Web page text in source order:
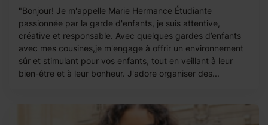
"Bonjour! Je m'appelle Marie Hermance Étudiante
passionnée par la garde d'enfants, je suis attentive,
créative et responsable. Avec quelques gardes d’enfants
avec mes cousines,je m'engage à offrir un environnement
sûr et stimulant pour vos enfants, tout en veillant à leur
bien-être et à leur bonheur. J'adore organiser des...